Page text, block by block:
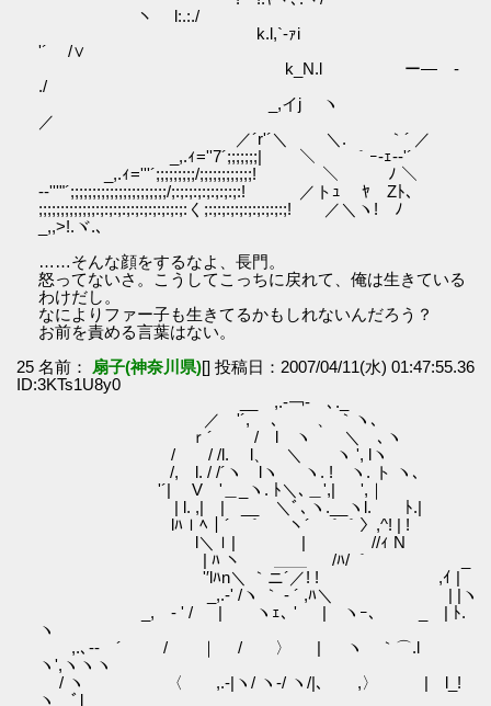
ヽ l:.:./
k.l,`-ｧi
'´ /∨
k_N.l ー― -
./
_,イj ヽ
／
／´r'´＼ ＼. ｀´ ／
_,.ｨ=''7´;;;;;;;| ＼ ｀ｰ-ｪ-‐'´
_,.ｨ='''´;;;;;;;;;/;;;;;;;;;;;;! ＼ ﾉ ＼
-‐'''"´;;;;;;;;;;;;;;;;;;;;;;/;:;:;:;:;:;:;:;:! ／トｭ ﾔ Zﾄ､
;;;;;;;;;;;;;:;:;:;:;:;:;:;:;:;:;:く;:;:;:;:;:;:;:;:;:;! ／＼ヽ! ﾉ
_,,>!.ヾ.､
……そんな顔をするなよ、長門。
怒ってないさ。こうしてこっちに戻れて、俺は生きている
わけだし。
なによりファー子も生きてるかもしれないんだろう？
お前を責める言葉はない。
25 名前：
扇子(神奈川県)[] 投稿日：2007/04/11(水) 01:47:55.36
ID:3KTs1U8y0
__ ,.-￢- ､._
／ '´, ､ 、 ｀ヽ､
ｒ´ / l ヽ ＼ ､ヽ
/ / /l. l、 ＼ ヽ ', lヽ
/, l. / /´ヽ lヽ ヽ. ! ヽ. ト ヽ､
'´| V '＿_ヽ. ﾄ＼､＿',| ',｜
| l. ,| | __ ＼ﾞ､ヽ.__ヽl. ﾄ.|
lﾊｌﾍ｜´ ｀ ヽ´ ｀｀〉,^! | !
l＼ｌ| | //ｨ N
| ﾊ ヽ ＿＿ /ﾊ/ ｀ _
'′lﾊn＼ ｀ニ´／! ! ,ｲ |
_,.-' /ヽ ｀ - ´ ,ﾊ＼ | |ヽ
_, - ' / | ヽｪ､ ' | ヽｰ､ _ | ﾄ.
ヽ
,.､-‐ ´ / ｜ / 〉 | ヽ ｀⌒.l
ヽ',ヽヽヽ
/ ヽ 〈 ,.-|ヽ/ ヽ-/ ヽ/|､ ,〉 | l_!
ヽ ﾞl